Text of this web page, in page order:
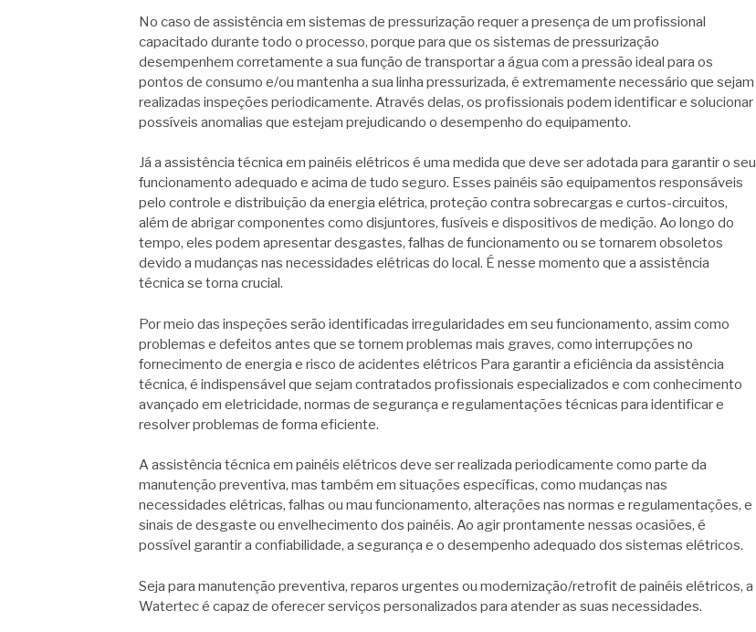
No caso de assistência em sistemas de pressurização requer a presença de um profissional
capacitado durante todo o processo, porque para que os sistemas de pressurização
desempenhem corretamente a sua função de transportar a água com a pressão ideal para os
pontos de consumo e/ou mantenha a sua linha pressurizada, é extremamente necessário que sejam
realizadas inspeções periodicamente. Através delas, os profissionais podem identificar e solucionar
possíveis anomalias que estejam prejudicando o desempenho do equipamento.
Já a assistência técnica em painéis elétricos é uma medida que deve ser adotada para garantir o seu
funcionamento adequado e acima de tudo seguro. Esses painéis são equipamentos responsáveis
pelo controle e distribuição da energia elétrica, proteção contra sobrecargas e curtos-circuitos,
além de abrigar componentes como disjuntores, fusíveis e dispositivos de medição. Ao longo do
tempo, eles podem apresentar desgastes, falhas de funcionamento ou se tornarem obsoletos
devido a mudanças nas necessidades elétricas do local. É nesse momento que a assistência
técnica se torna crucial.
Por meio das inspeções serão identificadas irregularidades em seu funcionamento, assim como
problemas e defeitos antes que se tornem problemas mais graves, como interrupções no
fornecimento de energia e risco de acidentes elétricos Para garantir a eficiência da assistência
técnica, é indispensável que sejam contratados profissionais especializados e com conhecimento
avançado em eletricidade, normas de segurança e regulamentações técnicas para identificar e
resolver problemas de forma eficiente.
A assistência técnica em painéis elétricos deve ser realizada periodicamente como parte da
manutenção preventiva, mas também em situações específicas, como mudanças nas
necessidades elétricas, falhas ou mau funcionamento, alterações nas normas e regulamentações, e
sinais de desgaste ou envelhecimento dos painéis. Ao agir prontamente nessas ocasiões, é
possível garantir a confiabilidade, a segurança e o desempenho adequado dos sistemas elétricos.
Seja para manutenção preventiva, reparos urgentes ou modernização/retrofit de painéis elétricos, a
Watertec é capaz de oferecer serviços personalizados para atender as suas necessidades.